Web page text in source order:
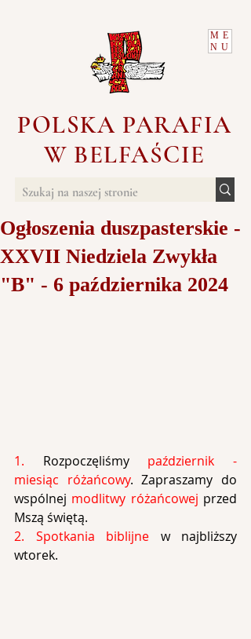
POLSKA PARAFIA
W BELFAŚCIE
ME
NU
Ogłoszenia duszpasterskie -
XXVII Niedziela Zwykła
"B" - 6 października 2024
1. Rozpoczęliśmy październik -
miesiąc różańcowy. Zapraszamy do
wspólnej modlitwy różańcowej przed
Mszą świętą.
2. Spotkania biblijne w najbliższy
wtorek.